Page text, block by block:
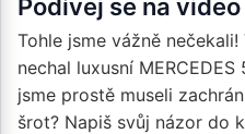
Podívej se na video
Tohle jsme vážně
nechal luxusní
jsme prostě museli
šrot? Napiš svůj názor do